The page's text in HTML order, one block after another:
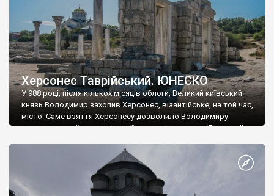
Херсонес Таврійський. ЮНЕСКО
У 988 році, після кількох місяців облоги, Великий київський
князь Володимир захопив Херсонес, візантійське, на той час,
місто. Саме взяття Херсонесу дозволило Володимиру
диктувати свої умови візантійському імператору Василю ІІ, та
Херсонесі Володимир-язичник, став Василем-християнином.
А потім було Хрещення Русі. На честь Херсонесу Таврійського